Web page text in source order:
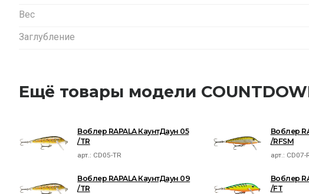
Вес
Заглубление
Ещё товары модели
Воблер RAPALA КаунтДаун 05
/TR
арт.: CD05-TR
Воблер
/RFSM
арт.: CD07-
Воблер RAPALA КаунтДаун 09
/TR
Воблер
/FT